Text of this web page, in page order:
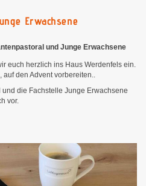
Erwachsene
und Junge Erwachsene
euch herzlich ins Haus Werdenfels ein.
den Advent vorbereiten..
die Fachstelle Junge Erwachsene
vor.